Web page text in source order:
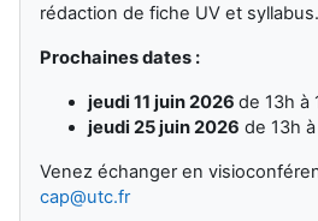
rédaction de fiche UV et
Prochaines dates :
jeudi 11 juin 2026 de 13h à
jeudi 25 juin 2026 de 13h
Venez échanger en
cap@utc.fr